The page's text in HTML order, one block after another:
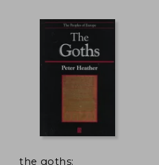
5%
dcto.
the goths: